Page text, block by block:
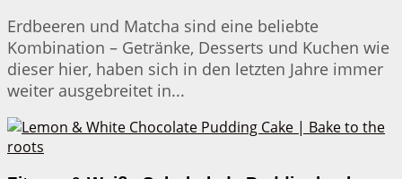
Erdbeeren und Matcha sind eine beliebte
Kombination – Getränke, Desserts und Kuchen wie
dieser hier, haben sich in den letzten Jahre immer
weiter ausgebreitet in...